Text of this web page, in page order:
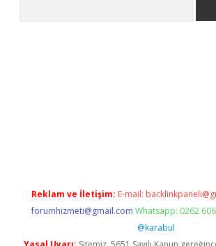
Reklam ve İletişim: E-mail:
forumhizmeti@gmail.com Whatsapp: 0262
@karabul